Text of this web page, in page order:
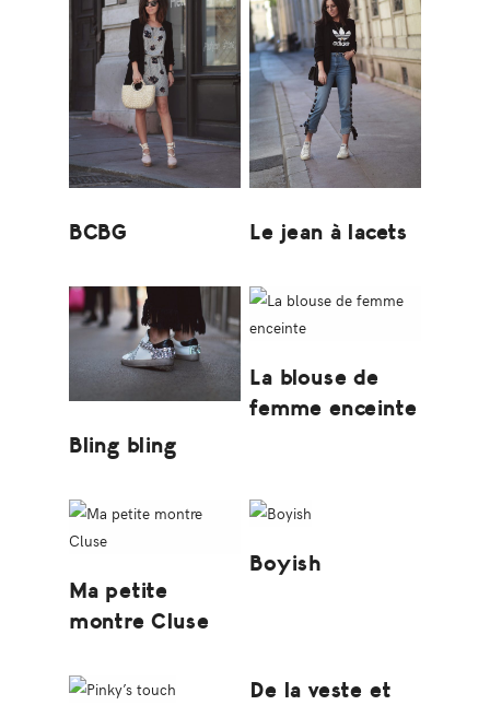
BCBG Le jean à lacets
Bling bling
La blouse de
femme enceinte
Ma petite
montre Cluse
Boyish
De la veste et